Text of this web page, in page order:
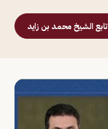
تابع الشيخ محمد بن زايد